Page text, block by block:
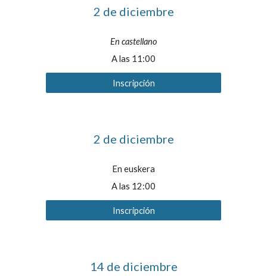
2 de diciembre
En castellano
A las 11:00
Inscripción
2 de diciembre
En euskera
A las 12:00
Inscripción
14 de diciembre